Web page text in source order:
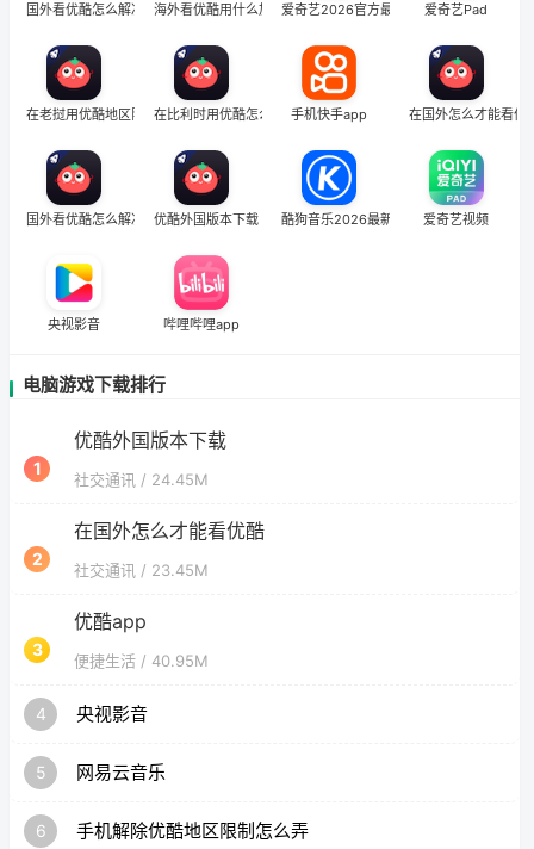
国外看优酷怎么解决 海外看优酷用什么加速器爱奇艺2026官方最新版 爱奇艺Pad
在老挝用优酷地区限制怎么办在比利时用优酷怎么把定位修改到中国国内
手机快手app 在国外怎么才能看优
国外看优酷怎么解决 优酷外国版本下载 酷狗音乐2026最新版 爱奇艺视频
央视影音 哔哩哔哩app
电脑游戏下载排行
1
优酷外国版本下载
社交通讯 / 24.45M
2
在国外怎么才能看优酷
社交通讯 / 23.45M
3
优酷app
便捷生活 / 40.95M
4 央视影音
5 网易云音乐
6 手机解除优酷地区限制怎么弄